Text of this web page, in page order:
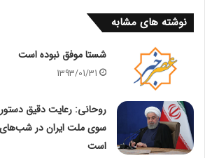
نوشته های مشابه
شستا موفق نبوده است
1393/01/31
روحانی: رعایت دقیق
سوی ملت ایران در شب‌های
است